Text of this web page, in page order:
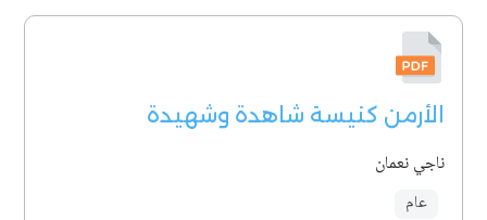
الأرمن كنيسة شاهدة وشهيدة
ناجي نعمان
عام